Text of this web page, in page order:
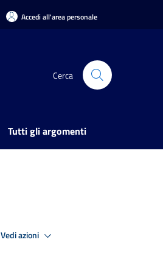
Accedi all'area personale
Cerca
Tutti gli argomenti
Vedi azioni